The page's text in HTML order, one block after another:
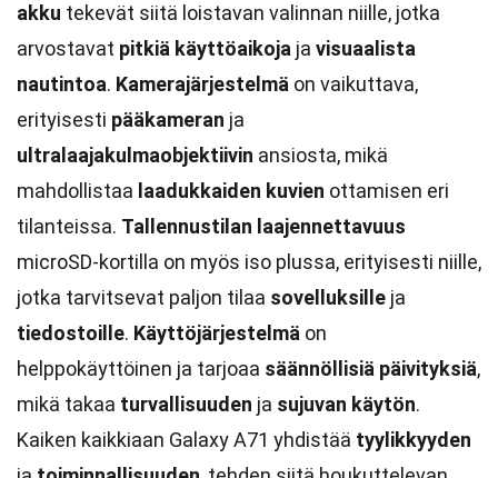
akku tekevät siitä loistavan valinnan niille, jotka
arvostavat pitkiä käyttöaikoja ja visuaalista
nautintoa. Kamerajärjestelmä on vaikuttava,
erityisesti pääkameran ja
ultralaajakulmaobjektiivin ansiosta, mikä
mahdollistaa laadukkaiden kuvien ottamisen eri
tilanteissa. Tallennustilan laajennettavuus
microSD-kortilla on myös iso plussa, erityisesti niille,
jotka tarvitsevat paljon tilaa sovelluksille ja
tiedostoille. Käyttöjärjestelmä on
helppokäyttöinen ja tarjoaa säännöllisiä päivityksiä,
mikä takaa turvallisuuden ja sujuvan käytön.
Kaiken kaikkiaan Galaxy A71 yhdistää tyylikkyyden